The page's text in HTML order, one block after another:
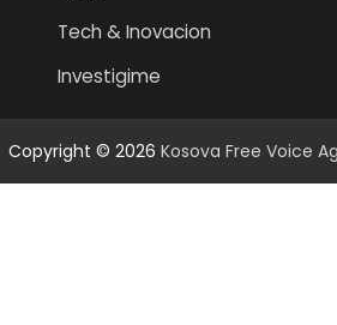
Tech & Inovacion
Investigime